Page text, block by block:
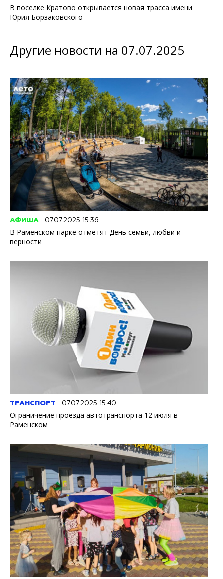
В поселке Кратово открывается новая трасса имени
Юрия Борзаковского
Другие новости на 07.07.2025
АФИША 07.07.2025 15:36
В Раменском парке отметят День семьи, любви и
верности
ТРАНСПОРТ 07.07.2025 15:40
Ограничение проезда автотранспорта 12 июля в
Раменском